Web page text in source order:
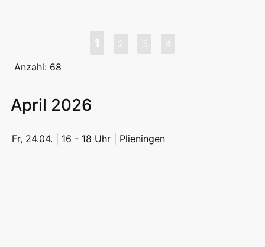
1 2 3
4
Anzahl: 68
April 2026
Fr, 24.04. | 16 - 18 Uhr | Plieningen